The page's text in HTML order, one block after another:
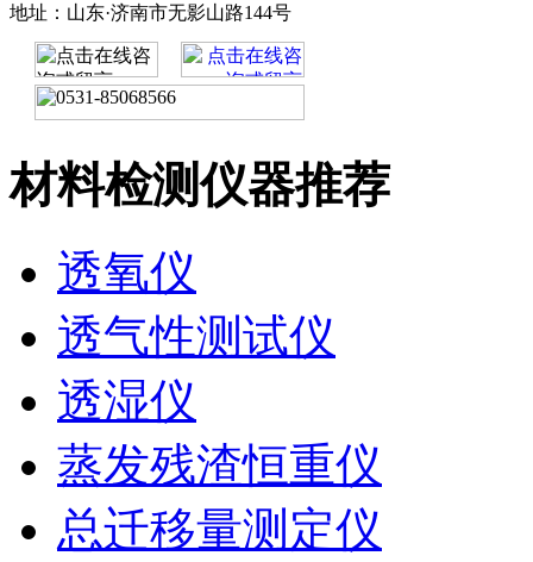
地址：山东·济南市无影山路144号
材料检测仪器推荐
透氧仪
透气性测试仪
透湿仪
蒸发残渣恒重仪
总迁移量测定仪